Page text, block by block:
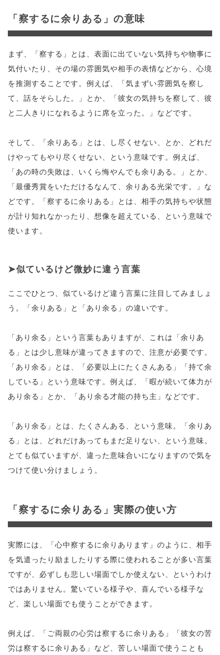
「察するに余りある」の意味
まず、「察する」とは、表面に出ていない気持ちや物事に
気付いたり、その場の雰囲気や相手の表情などから、心境
を推測することです。例えば、「気まずい雰囲気を察し
て、話をそらした。」とか、「彼女の気持ちを察して、彼
と二人きりになれるように席を立った。」などです。
そして、「余りある」とは、し尽くせない、とか、どれだ
けやってもやり尽くせない、という意味です。例えば、
「あの時の失敗は、いくら悔やんでも余りある。」とか、
「最優秀賞をいただけるなんて、余りある光栄です。」な
どです。「察するに余りある」とは、相手の気持ちや状態
が計り知れなかったり、想像を超えている、という意味で
使います。
似ているけど微妙に違う言葉
ここでひとつ、似ているけど違う言葉に注目してみましょ
う。「余りある」と「あり余る」の違いです。
「あり余る」という言葉もありますが、これは「余りあ
る」とは少し意味が違ってきますので、注意が必要です。
「あり余る」とは、「必要以上にたくさんある」「持て余
している」という意味です。例えば、「暇が続いて体力が
あり余る」とか、「あり余る才能の持ち主」などです。
「あり余る」とは、たくさんある、という意味。「余りあ
る」とは、どれだけあってもまだ足りない、という意味。
とても似ていますが、違った意味合いになりますので気を
つけて使い分けましょう。
「察するに余りある」実際の使い方
実際には、「心中察するに余りあります」のように、相手
を気遣ったり励ましたりする際に使われることが多い言葉
ですが、必ずしも悲しい場面でしか使えない、というわけ
ではありません。驚いている様子や、喜んでいる様子な
ど、楽しい場面でも使うことができます。
例えば、「ご両親の心労は察するに余りある」「彼女の苦
労は察するに余りある」など、苦しい場面で使うことも